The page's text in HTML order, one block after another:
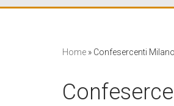
Home » Confesercenti